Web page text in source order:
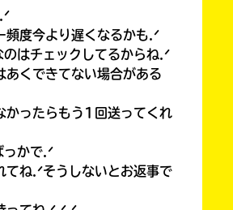
頻度今より遅くなるかも.ᐟ
のはチェックしてるからね.ᐟ
あくできてない場合がある
かったらもう1回送ってくれ
っかで.ᐟ
てね.ᐟそうしないとお返事で